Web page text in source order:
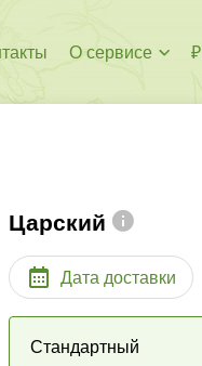
О сервисе
Царский
Дата доставки
Стандартный